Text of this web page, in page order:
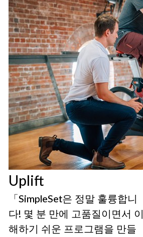
Uplift
「SimpleSet은 정말 훌륭합니
다! 몇 분 만에 고품질이면서 이
해하기 쉬운 프로그램을 만들